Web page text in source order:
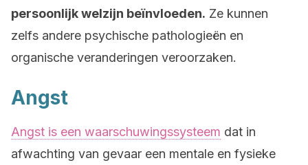
persoonlijk welzijn beïnvloeden. Ze kunnen
zelfs andere psychische pathologieën en
organische veranderingen veroorzaken.
Angst
Angst is een waarschuwingssysteem dat in
afwachting van gevaar een mentale en fysieke